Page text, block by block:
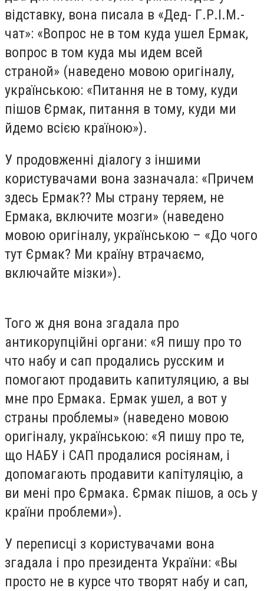
відставку, вона писала в «Дед- Г.Р.І.М.-
чат»: «Вопрос не в том куда ушел Ермак,
вопрос в том куда мы идем всей
страной» (наведено мовою оригіналу,
українською: «Питання не в тому, куди
пішов Єрмак, питання в тому, куди ми
йдемо всією країною»).
У продовженні діалогу з іншими
користувачами вона зазначала: «Причем
здесь Ермак?? Мы страну теряем, не
Ермака, включите мозги» (наведено
мовою оригіналу, українською – «До чого
тут Єрмак? Ми країну втрачаємо,
включайте мізки»).
Того ж дня вона згадала про
антикорупційні органи: «Я пишу про то
что набу и сап продались русским и
помогают продавить капитуляцию, а вы
мне про Ермака. Ермак ушел, а вот у
страны проблемы» (наведено мовою
оригіналу, українською: «Я пишу про те,
що НАБУ і САП продалися росіянам, і
допомагають продавити капітуляцію, а
ви мені про Єрмака. Єрмак пішов, а ось у
країни проблеми»).
У переписці з користувачами вона
згадала і про президента України: «Вы
просто не в курсе что творят набу и сап,